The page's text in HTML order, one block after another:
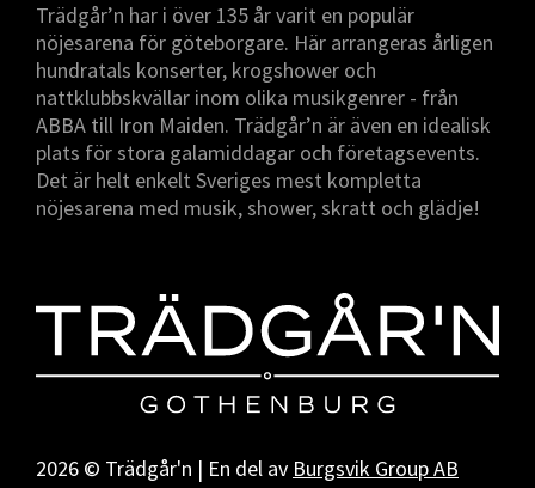
Trädgår’n har i över 135 år varit en populär
nöjesarena för göteborgare. Här arrangeras årligen
hundratals konserter, krogshower och
nattklubbskvällar inom olika musikgenrer - från
ABBA till Iron Maiden. Trädgår’n är även en idealisk
plats för stora galamiddagar och företagsevents.
Det är helt enkelt Sveriges mest kompletta
nöjesarena med musik, shower, skratt och glädje!
2026 © Trädgår'n | En del av Burgsvik Group AB